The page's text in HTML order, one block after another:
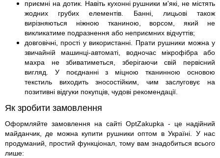
приємні на дотик. Навіть кухонні рушники м'які, не містять
жодних грубих елементів. Банні, лицьові також
вирізняються ніжною тканиною, ворсом, який не
викликатиме подразнення або неприємних відчуттів;
довговічні, прості у використанні. Прати рушники можна у
звичайній машинці-автоматі, водночас мікрофібра або
махра не збиватиметься, зберігаючи свій первісний
вигляд. У поєднанні з міцною тканинною основою
текстиль виходить зносостійким, чим заслуговує на
позитивні відгуки покупців, чудові рекомендації.
Як зробити замовлення
Оформляйте замовлення на сайті OptZakupka - це надійний
майданчик, де можна купити рушники оптом в Україні. У нас
продуманий, простий функціонал, тому вам знадобиться всього
лише: